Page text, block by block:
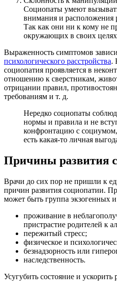
Социопаты умеют
внимания и расположения
Так как они ни к кому не
окружающих в своих
Выраженность симптомов
психологического расстройства.
социопатия проявляется в
отношению к сверстникам,
отрицании правил,
требованиям и т. д.
Нередко социопаты
нормы и правила и не
конфронтацию с
есть какая-то личная
Причины развития
Врачи до сих пор не пришли к
причин развития социопатии.
может быть группа экзогенных
проживание в
пристрастие родителей к
пережитый стресс;
физическое и
безнадзорность или
наследственность.
Усугубить состояние и ускорить